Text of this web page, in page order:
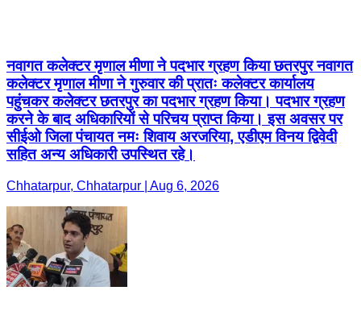
नवागत कलेक्टर मृणाल मीणा ने पदभार ग्रहण किया छतरपुर नवागत
कलेक्टर मृणाल मीणा ने गुरुवार की प्रातः कलेक्टर कार्यालय
पहुंचकर कलेक्टर छतरपुर का पदभार ग्रहण किया। पदभार ग्रहण
करने के बाद अधिकारियों से परिचय प्राप्त किया। इस अवसर पर
सीईओ जिला पंचायत नमः शिवाय अरजरिया, एडीएम विनय द्विवेदी
सहित अन्य अधिकारी उपस्थित रहे।
Chhatarpur, Chhatarpur | Aug 6, 2026